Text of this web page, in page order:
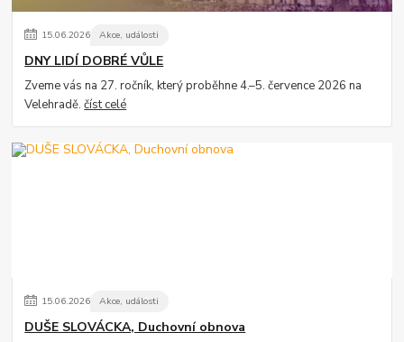
15.06.2026 Akce, události
DNY LIDÍ DOBRÉ VŮLE
Zveme vás na 27. ročník, který proběhne 4.–5. července 2026 na
Velehradě.číst celé
15.06.2026 Akce, události
DUŠE SLOVÁCKA, Duchovní obnova